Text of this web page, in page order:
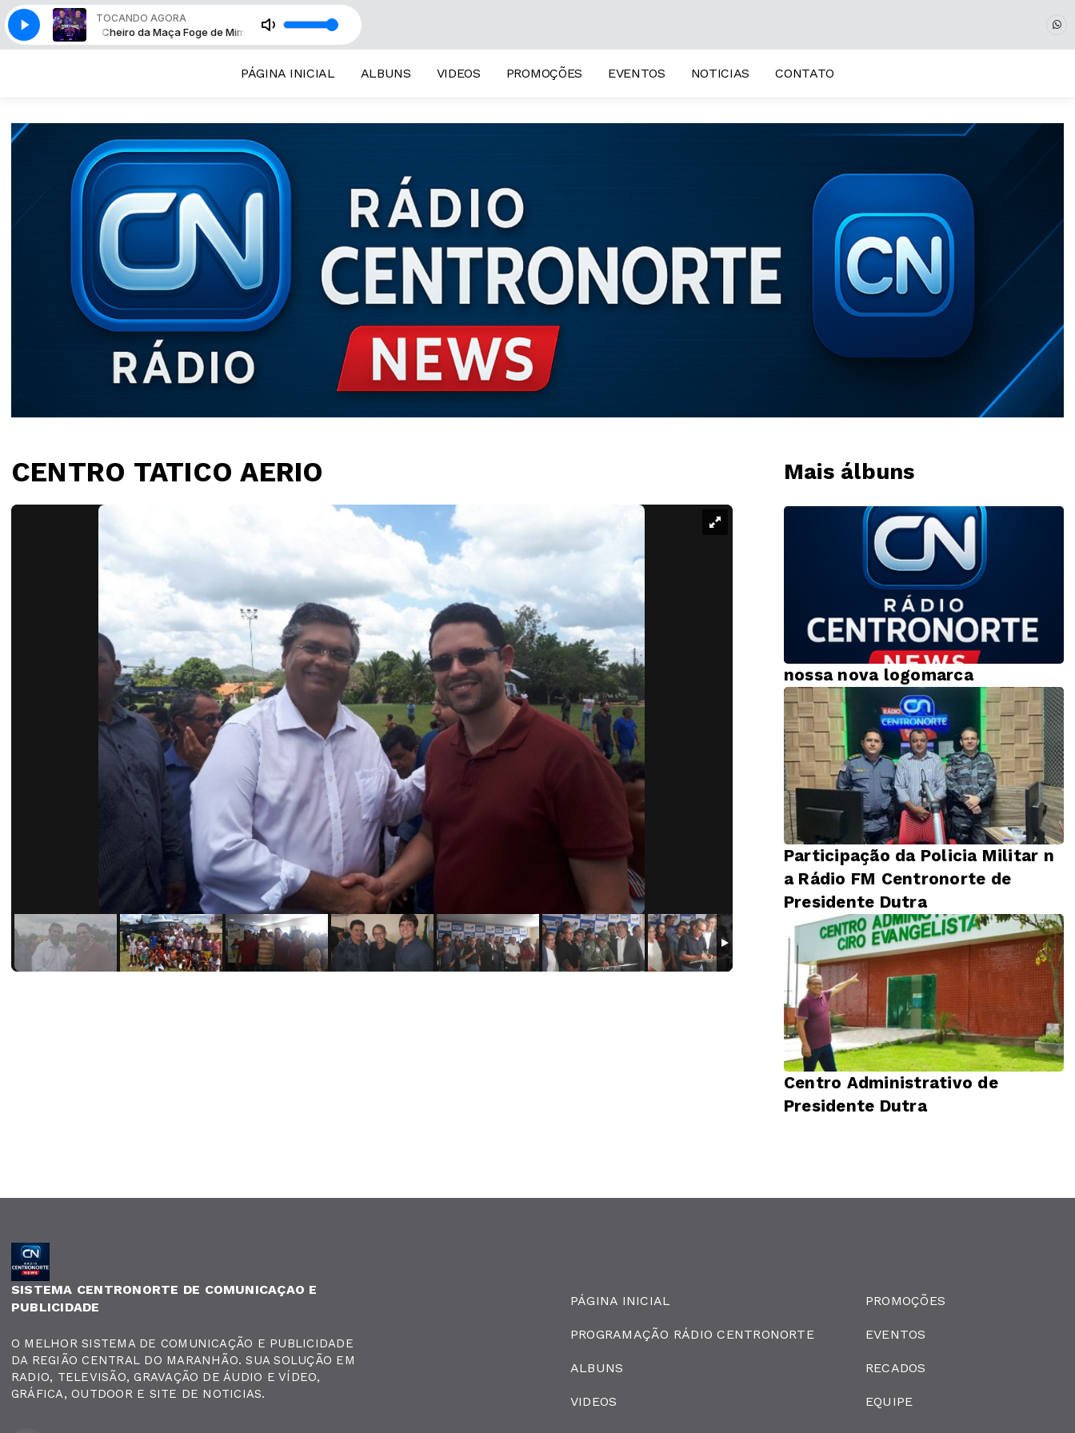
TOCANDO AGORA
Cheiro da Maça Foge de Mim (Ao Vivo)Cleiton & Camargo - Nem Dormindo Consigo Te Esquecer Me De Um Sinal Cheiro da Maça Foge de Mim (Ao Vivo)
PÁGINA INICIAL ALBUNS VIDEOS PROMOÇÕES EVENTOS NOTICIAS CONTATO
CENTRO TATICO AERIO Mais álbuns
nossa nova logomarca
Participação da Policia Militar n
a Rádio FM Centronorte de
Presidente Dutra
Centro Administrativo de
Presidente Dutra
SISTEMA CENTRONORTE DE COMUNICAÇAO E
PUBLICIDADE
O MELHOR SISTEMA DE COMUNICAÇÃO E PUBLICIDADE
DA REGIÃO CENTRAL DO MARANHÃO. SUA SOLUÇÃO EM
RADIO, TELEVISÃO, GRAVAÇÃO DE ÁUDIO E VÍDEO,
GRÁFICA, OUTDOOR E SITE DE NOTICIAS.
PÁGINA INICIAL
PROGRAMAÇÃO RÁDIO CENTRONORTE
ALBUNS
VIDEOS
PROMOÇÕES
EVENTOS
RECADOS
EQUIPE